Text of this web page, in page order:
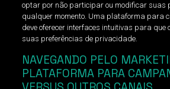
optar por não participar ou modificar suas
qualquer momento. Uma plataforma para
deve oferecer interfaces intuitivas para que
suas preferências de privacidade.
NAVEGANDO PELO
PLATAFORMA PARA